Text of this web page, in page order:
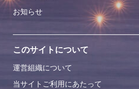
お知らせ
このサイトについて
運営組織について
当サイトご利用にあたって